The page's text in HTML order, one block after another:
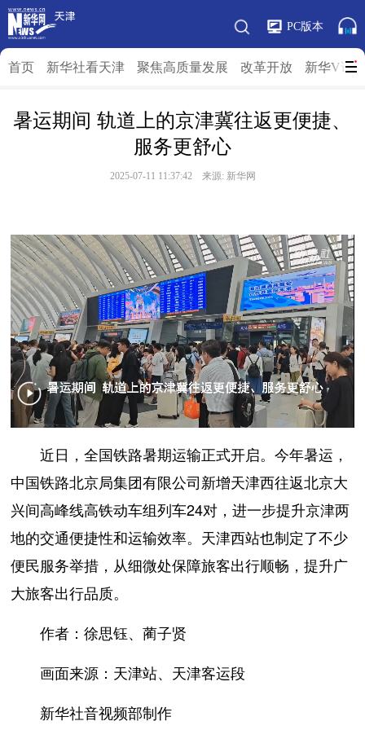
PC版本
首页 新华社看天津 聚焦高质量发展 改革开放 新华V访
暑运期间 轨道上的京津冀往返更便捷、
服务更舒心
2025-07-11 11:37:42 来源: 新华网
近日，全国铁路暑期运输正式开启。今年暑运，
中国铁路北京局集团有限公司新增天津西往返北京大
兴间高峰线高铁动车组列车24对，进一步提升京津两
地的交通便捷性和运输效率。天津西站也制定了不少
便民服务举措，从细微处保障旅客出行顺畅，提升广
大旅客出行品质。
作者：徐思钰、蔺子贤
画面来源：天津站、天津客运段
新华社音视频部制作